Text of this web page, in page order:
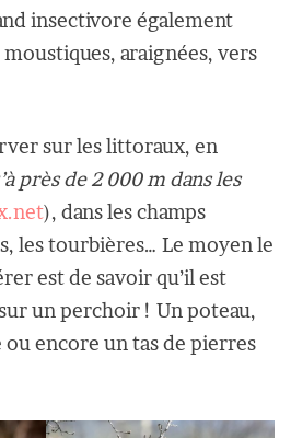
insectivore également
araignées, vers
sur les littoraux, en
près de 2 000 m dans les
), dans les champs
les tourbières… Le moyen le
est de savoir qu’il est
un perchoir ! Un poteau,
encore un tas de pierres